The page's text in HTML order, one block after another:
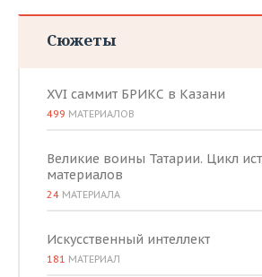
Сюжеты
XVI саммит БРИКС в Казани
499 МАТЕРИАЛОВ
Великие воины Татарии. Цикл
материалов
24 МАТЕРИАЛА
Искусственный интеллект
181 МАТЕРИАЛ